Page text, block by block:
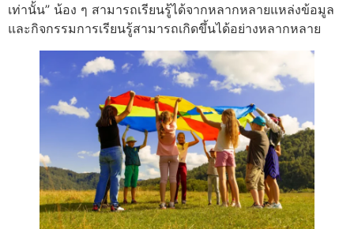
เท่านั้น” น้อง ๆ สามารถเรียนรู้ได้จากหลากหลายแหล่งข้อมูล
และกิจกรรมการเรียนรู้สามารถเกิดขึ้นได้อย่างหลากหลาย